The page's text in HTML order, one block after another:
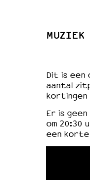
MUZIEK
Dit is
aantal
Er is
om
een korte